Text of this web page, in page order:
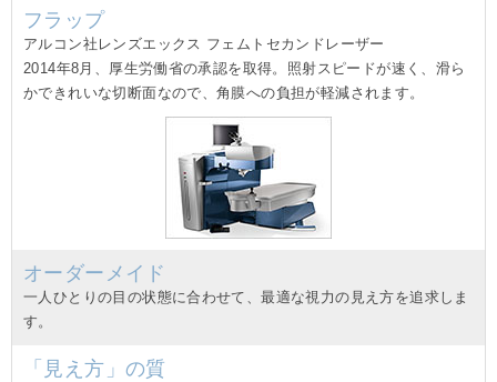
フラップ
アルコン社レンズエックス フェムトセカンドレーザー
2014年8月、厚生労働省の承認を取得。照射スピードが速く、滑ら
かできれいな切断面なので、角膜への負担が軽減されます。
オーダーメイド
一人ひとりの目の状態に合わせて、最適な視力の見え方を追求しま
す。
「見え方」の質